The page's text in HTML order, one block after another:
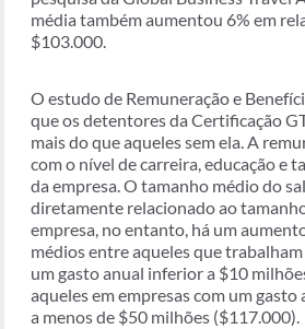
média também aumentou 6% em
$103.000.
O estudo de Remuneração e
que os detentores da Certificação
mais do que aqueles sem ela. A
com o nível de carreira, educação e
da empresa. O tamanho médio do
diretamente relacionado ao
empresa, no entanto, há um
médios entre aqueles que
um gasto anual inferior a $10
aqueles em empresas com um
a menos de $50 milhões ($117.000).